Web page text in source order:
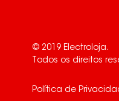
© 2019 Electroloja.
Todos os direitos
Política de